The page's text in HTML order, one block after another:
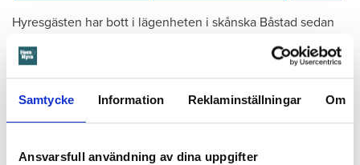
Samtycke Information Reklaminställningar Om
Ansvarsfull användning av dina uppgifter
Hyresgästen har bott i lägenheten i skånska Båstad sedan
1995 men måste nu flytta sedan hans kontrakt prövats både
i hyresnämnden och i hovrätten.
Skada upptäcktes av hantverkare
duschmunstycke under hösten förra året som en spricka i